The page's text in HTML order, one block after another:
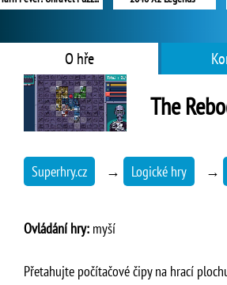
O hře
The
Superhry.cz → Logické hry →
Ovládání hry: myší
Přetahujte počítačové čipy na hrací